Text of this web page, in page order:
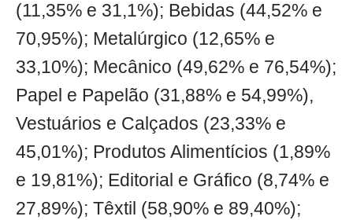
(11,35% e 31,1%); Bebidas (44,52% e
70,95%); Metalúrgico (12,65% e
33,10%); Mecânico (49,62% e 76,54%);
Papel e Papelão (31,88% e 54,99%),
Vestuários e Calçados (23,33% e
45,01%); Produtos Alimentícios (1,89%
e 19,81%); Editorial e Gráfico (8,74% e
27,89%); Têxtil (58,90% e 89,40%);